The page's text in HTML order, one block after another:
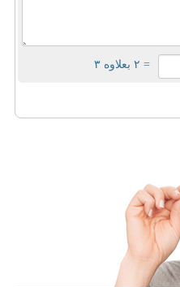
= ۲ بعلاوه ۳